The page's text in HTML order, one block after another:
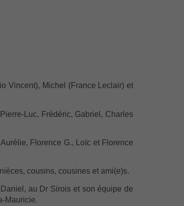
Vincent), Michel (France Leclair) et
Luc, Frédéric, Gabriel, Charles
Florence G., Loïc et Florence
cousins, cousines et ami(e)s.
au Dr Sirois et son équipe de
Mauricie.